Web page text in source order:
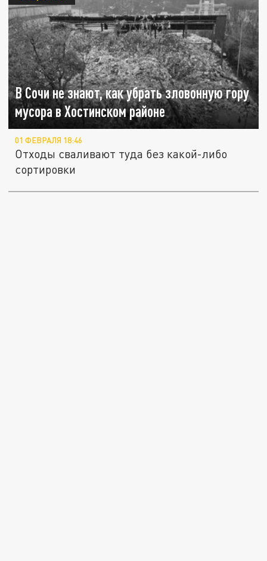
В Сочи не знают, как убрать зловонную гору
мусора в Хостинском районе
01 ФЕВРАЛЯ 18:46
Отходы сваливают туда без какой-либо
сортировки